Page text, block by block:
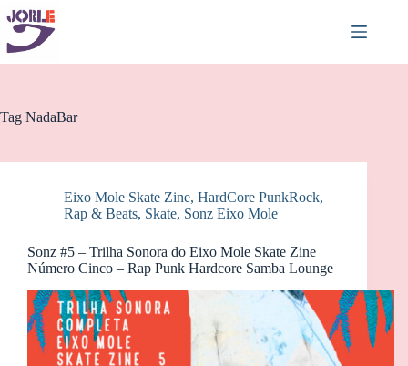
Pular
para
conteúdo
Tag NadaBar
Eixo Mole Skate Zine, HardCore PunkRock,
Rap & Beats, Skate, Sonz Eixo Mole
Sonz #5 – Trilha Sonora do Eixo Mole Skate Zine
Número Cinco – Rap Punk Hardcore Samba Lounge